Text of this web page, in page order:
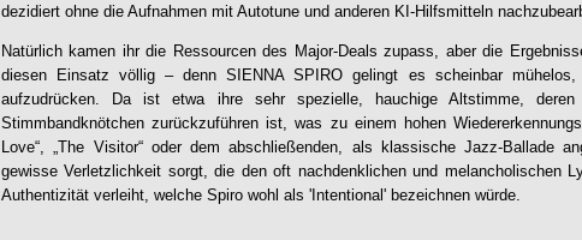
dezidiert ohne die Aufnahmen mit Autotune und anderen KI-Hilfsmitteln
Natürlich kamen ihr die Ressourcen des Major-Deals zupass, aber die
diesen Einsatz völlig – dennSIENNA SPIRO gelingt es scheinbar
aufzudrücken. Da ist etwa ihre sehr spezielle, hauchige Altstimme,
Stimmbandknötchen zurückzuführen ist, was zu einem hohen
Love“, „The Visitor“ oder dem abschließenden, als klassische Jazz-Ballade
gewisse Verletzlichkeit sorgt, die den oft nachdenklichen und melancholischen
Authentizität verleiht, welche Spiro wohl als 'Intentional' bezeichnen würde.